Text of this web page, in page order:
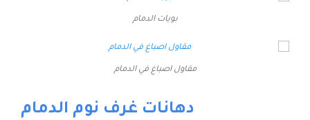
بويات الدمام
مقاول اصباغ في الدمام
دهانات غرف نوم الدمام